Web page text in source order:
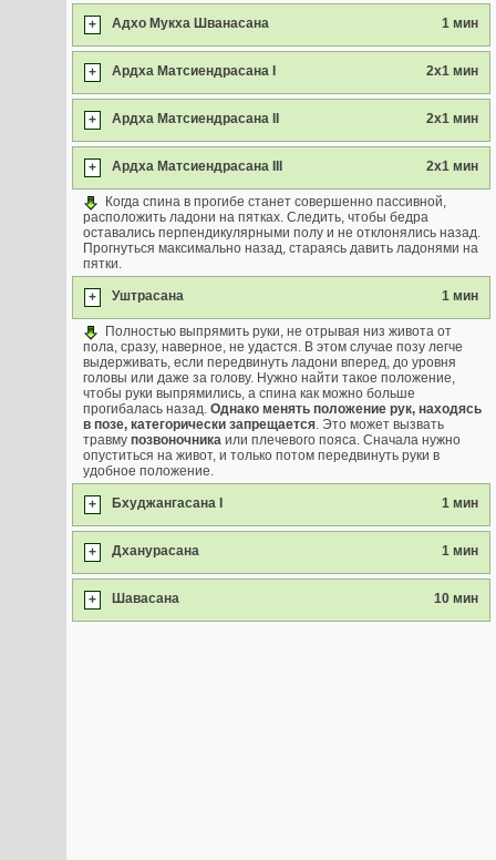
+ Адхо Мукха Шванасана 1 мин
+ Ардха Матсиендрасана I 2х1 мин
+ Ардха Матсиендрасана II 2х1 мин
+ Ардха Матсиендрасана III 2х1 мин
Когда спина в прогибе станет совершенно пассивной,
расположить ладони на пятках. Следить, чтобы бедра
оставались перпендикулярными полу и не отклонялись назад.
Прогнуться максимально назад, стараясь давить ладонями на
пятки.
+ Уштрасана 1 мин
Полностью выпрямить руки, не отрывая низ живота от
пола, сразу, наверное, не удастся. В этом случае позу легче
выдерживать, если передвинуть ладони вперед, до уровня
головы или даже за голову. Нужно найти такое положение,
чтобы руки выпрямились, а спина как можно больше
прогибалась назад. Однако менять положение рук, находясь
в позе, категорически запрещается. Это может вызвать
травму позвоночника или плечевого пояса. Сначала нужно
опуститься на живот, и только потом передвинуть руки в
удобное положение.
+ Бхуджангасана I 1 мин
+ Дханурасана 1 мин
+ Шавасана 10 мин